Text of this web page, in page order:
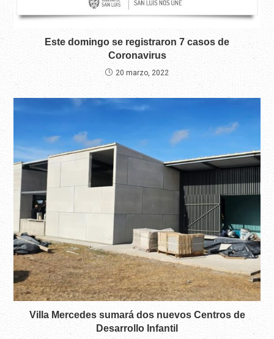
Este domingo se registraron 7 casos de
Coronavirus
20 marzo, 2022
Villa Mercedes sumará dos nuevos Centros de
Desarrollo Infantil